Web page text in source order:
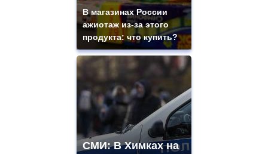
В магазинах России
ажиотаж из-за этого
продукта: что купить?
СМИ: В Химках на